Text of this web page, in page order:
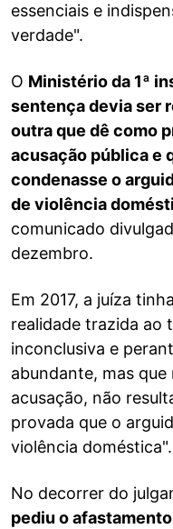
essenciais e
verdade".
O Ministério da 1ª
sentença devia ser
outra que dê como
acusação pública e
condenasse o
de violência
comunicado
dezembro.
Em 2017, a juíza
realidade trazida ao
inconclusiva e
abundante, mas
acusação, não
provada que o
violência doméstica".
No decorrer do
pediu o